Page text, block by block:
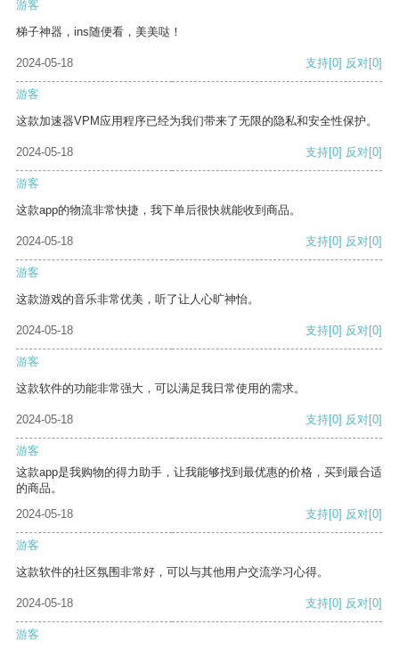
游客
梯子神器，ins随便看，美美哒！
2024-05-18 支持[0] 反对[0]
游客
这款加速器VPM应用程序已经为我们带来了无限的隐私和安全性保护。
2024-05-18 支持[0] 反对[0]
游客
这款app的物流非常快捷，我下单后很快就能收到商品。
2024-05-18 支持[0] 反对[0]
游客
这款游戏的音乐非常优美，听了让人心旷神怡。
2024-05-18 支持[0] 反对[0]
游客
这款软件的功能非常强大，可以满足我日常使用的需求。
2024-05-18 支持[0] 反对[0]
游客
这款app是我购物的得力助手，让我能够找到最优惠的价格，买到最合适
的商品。
2024-05-18
支持[0] 反对[0]
游客
这款软件的社区氛围非常好，可以与其他用户交流学习心得。
2024-05-18 支持[0] 反对[0]
游客